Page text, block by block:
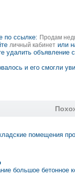
по ссылке: Продам
личный кабинет или
удалить объявление
и его смогли
помещения
большое